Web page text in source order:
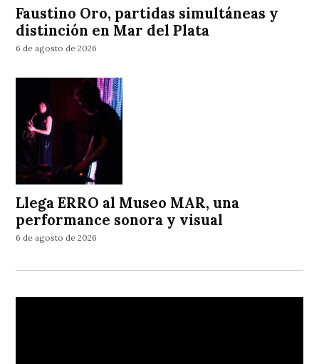
Faustino Oro, partidas simultáneas y
distinción en Mar del Plata
6 de agosto de 2026
Llega ERRO al Museo MAR, una
performance sonora y visual
6 de agosto de 2026